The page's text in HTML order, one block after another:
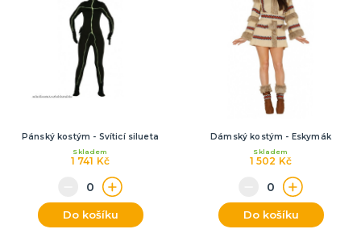
Pánský kostým - Svíticí silueta
1 741 Kč
Skladem
Do košíku
Dámský kostým - Eskymák
1 502 Kč
Skladem
Do košíku